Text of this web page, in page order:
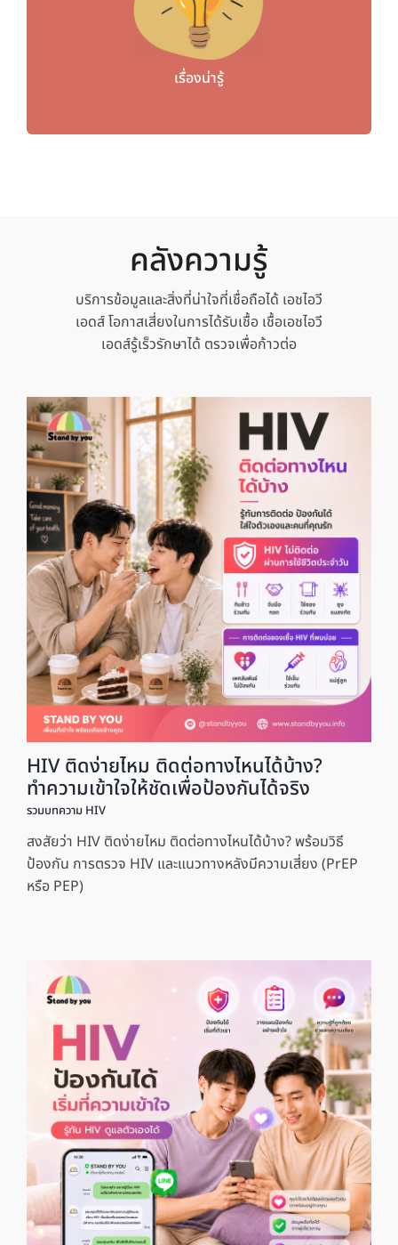
เรื่องน่ารู้
คลังความรู้
บริการข้อมูลและสิ่งที่น่าใจที่เชื่อถือได้ เอชไอวี
เอดส์ โอกาสเสี่ยงในการได้รับเชื้อ เชื้อเอชไอวี
เอดส์รู้เร็วรักษาได้ ตรวจเพื่อก้าวต่อ
HIV ติดง่ายไหม ติดต่อทางไหนได้บ้าง?
ทำความเข้าใจให้ชัดเพื่อป้องกันได้จริง
รวมบทความ HIV
สงสัยว่า HIV ติดง่ายไหม ติดต่อทางไหนได้บ้าง? พร้อมวิธี
ป้องกัน การตรวจ HIV และแนวทางหลังมีความเสี่ยง (PrEP
หรือ PEP)